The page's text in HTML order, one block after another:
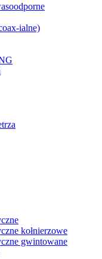
ialne)
kołnierzowe
gwintowane